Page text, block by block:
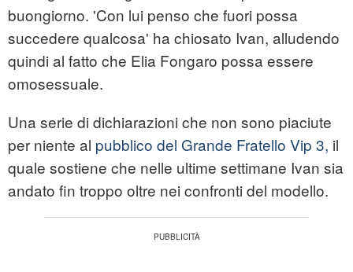
buongiorno. 'Con lui penso che fuori possa
succedere qualcosa' ha chiosato Ivan, alludendo
quindi al fatto che Elia Fongaro possa essere
omosessuale.
Una serie di dichiarazioni che non sono piaciute
per niente al pubblico del Grande Fratello Vip 3, il
quale sostiene che nelle ultime settimane Ivan sia
andato fin troppo oltre nei confronti del modello.